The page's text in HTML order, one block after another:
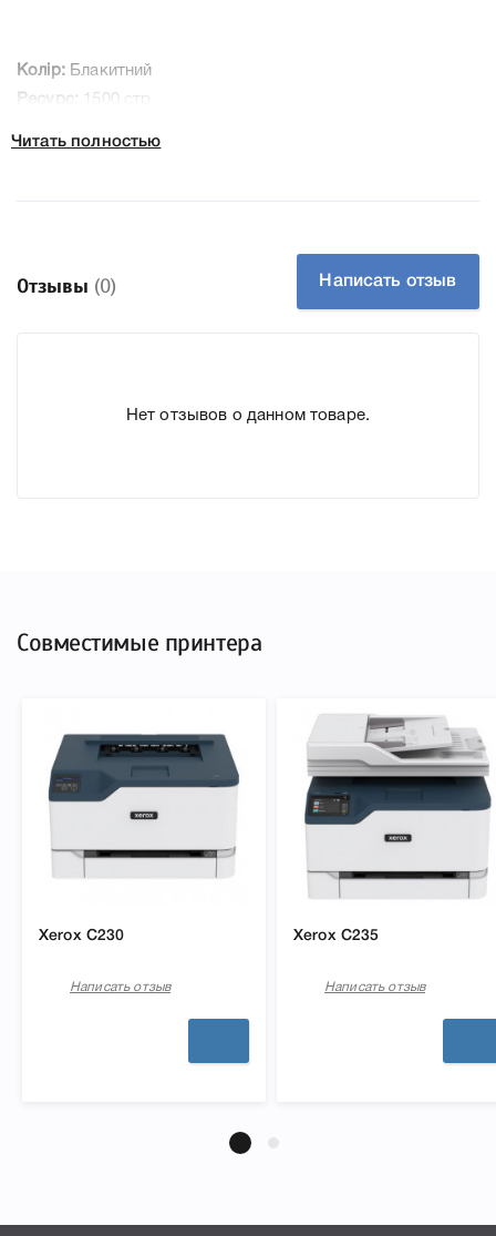
Колір:Блакитний
Ресурс: 1500 стр.
К Xerox 006R04384 cyan мы подготовили подробные
подходит Xerox 006R04384 cyan, что позволит Вам легко
Читать полностью
Отзывы (0) Написать отзыв
Нет отзывов о данном товаре.
Совместимые принтера
Xerox C230
Написать отзыв
Xerox C235
Написать отзыв